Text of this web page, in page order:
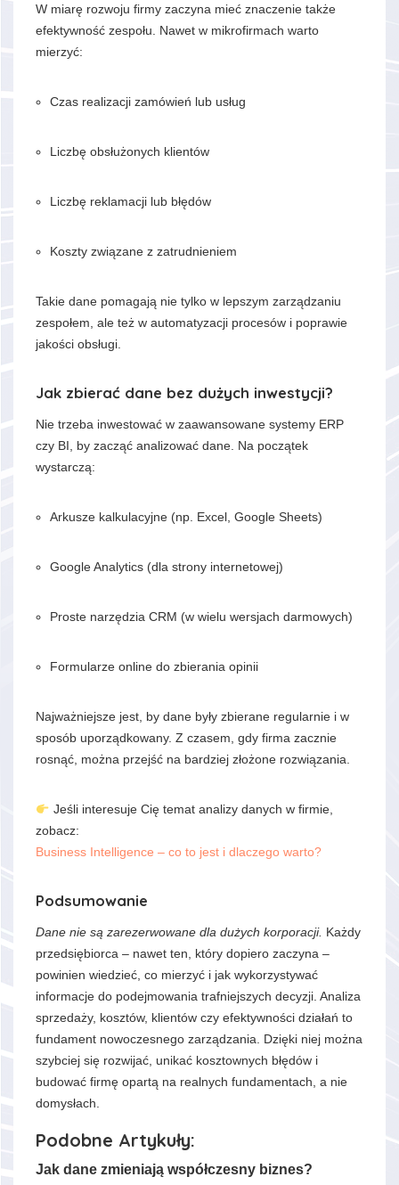
W miarę rozwoju firmy zaczyna mieć znaczenie także
efektywność zespołu. Nawet w mikrofirmach warto
mierzyć:
Czas realizacji zamówień lub usług
Liczbę obsłużonych klientów
Liczbę reklamacji lub błędów
Koszty związane z zatrudnieniem
Takie dane pomagają nie tylko w lepszym zarządzaniu
zespołem, ale też w automatyzacji procesów i poprawie
jakości obsługi.
Jak zbierać dane bez dużych inwestycji?
Nie trzeba inwestować w zaawansowane systemy ERP
czy BI, by zacząć analizować dane. Na początek
wystarczą:
Arkusze kalkulacyjne (np. Excel, Google Sheets)
Google Analytics (dla strony internetowej)
Proste narzędzia CRM (w wielu wersjach darmowych)
Formularze online do zbierania opinii
Najważniejsze jest, by dane były zbierane regularnie i w
sposób uporządkowany. Z czasem, gdy firma zacznie
rosnąć, można przejść na bardziej złożone rozwiązania.
Jeśli interesuje Cię temat analizy danych w firmie,
zobacz:
Business Intelligence – co to jest i dlaczego warto?
Podsumowanie
Dane nie są zarezerwowane dla dużych korporacji. Każdy
przedsiębiorca – nawet ten, który dopiero zaczyna –
powinien wiedzieć, co mierzyć i jak wykorzystywać
informacje do podejmowania trafniejszych decyzji. Analiza
sprzedaży, kosztów, klientów czy efektywności działań to
fundament nowoczesnego zarządzania. Dzięki niej można
szybciej się rozwijać, unikać kosztownych błędów i
budować firmę opartą na realnych fundamentach, a nie
domysłach.
Podobne Artykuły:
Jak dane zmieniają współczesny biznes?